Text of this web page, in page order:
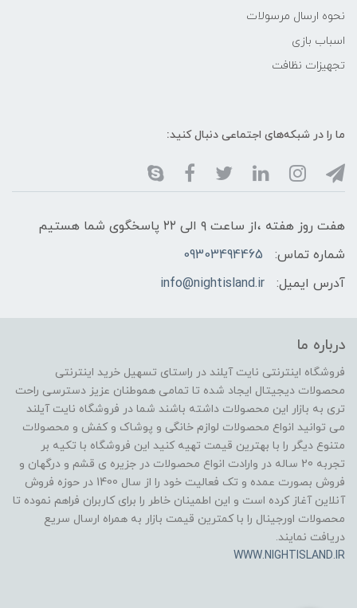
نحوه ارسال مرسولات
اسباب بازی
تجهیزات نظافت
ما را در شبکه‌های اجتماعی دنبال کنید:
هفت روز هفته ،از ساعت ۹ الی ۲۲ پاسخگوی شما هستیم
شماره تماس:
09303494465
آدرس ایمیل:
info@nightisland.ir
درباره ما
فروشگاه اینترنتی نایت آیلند در راستای تسهیل خرید اینترنتی
محصولات دیجیتال ایجاد شده تا تمامی هموطنان عزیز دسترسی راحت
تری به بازار این محصولات داشته باشند شما در فروشگاه نایت آیلند
می توانید انواع محصولات لوازم خانگی و پوشاک و کفش و محصولات
متنوع دیگر را با بهترین قیمت تهیه کنید این فروشگاه با تکیه بر
تجربه 20 ساله در وارادت انواع محصولات در جزیره ی قشم و درگهان و
فروش بصورت عمده و تک فعالیت خود را از سال 1400 در حوزه فروش
آنلاین آغاز کرده است و این اطمینان خاطر را برای کاربران فراهم نموده تا
محصولات اورجینال را با کمترین قیمت بازار به همراه ارسال سریع
دریافت نمایند.
WWW.NIGHTISLAND.IR